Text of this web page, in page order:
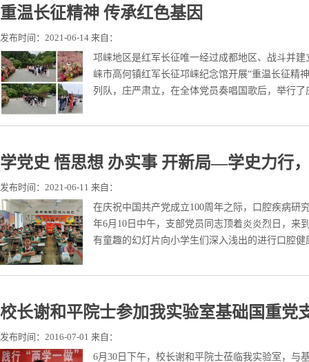
重温长征精神 传承红色基因
发布时间：2021-06-14 来自：
邛崃地区是红军长征唯一经过成都地区、战斗并
崃市高何镇红军长征邛崃纪念馆开展“重温长征精
列队，庄严肃立，在全体党员奏唱国歌后，举行
学党史 悟思想 办实事 开新局—学史力行
发布时间：2021-06-11 来自：
在庆祝中国共产党成立100周年之际，口腔疾病研
年6月10日中午，支部党员同志顶着炎炎烈日，来
有童趣的幻灯片向小学生们深入浅出的进行口腔
校长谢和平院士参加我实验室基础国重党
发布时间：2016-07-01 来自：
6月30日下午，校长谢和平院士莅临我实验室，与